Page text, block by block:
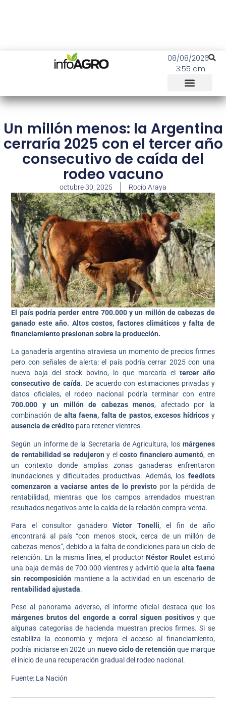
08/08/2026
3:55 am
Un millón menos: la Argentina
cerraría 2025 con el tercer año
consecutivo de caída del
rodeo vacuno
octubre 30, 2025 Rocío Araya
El país podría perder entre 700.000 y un millón de cabezas de
ganado este año. Altos costos, factores climáticos y falta de
financiamiento presionan sobre la producción.
La ganadería argentina atraviesa un momento de precios firmes
pero con señales de alerta: el país podría cerrar 2025 con una
nueva baja del stock bovino, lo que marcaría el tercer año
consecutivo de caída. De acuerdo con estimaciones privadas y
datos oficiales, el rodeo nacional podría terminar con entre
700.000 y un millón de cabezas menos, afectado por la
combinación de alta faena, falta de pastos, excesos hídricos y
ausencia de crédito para retener vientres.
Según un informe de la Secretaría de Agricultura, los márgenes
de rentabilidad se redujeron y elcosto financiero aumentó, en
un contexto donde amplias zonas ganaderas enfrentaron
inundaciones y dificultades productivas. Además, los feedlots
comenzaron a vaciarse antes de lo previstopor la pérdida de
rentabilidad, mientras que los campos arrendados muestran
resultados negativos ante la caída de la relación compra-venta.
Para el consultor ganaderoVíctor Tonelli, el fin de año
encontrará al país “con menos stock, cerca de un millón de
cabezas menos”, debido a la falta de condiciones para un ciclo de
retención. En la misma línea, el productor Néstor Roulet estimó
una baja de más de 700.000 vientres y advirtió que la alta faena
sin recomposición mantiene a la actividad en un escenario de
rentabilidad ajustada.
Pese al panorama adverso, el informe oficial destaca que los
márgenes brutos del engorde a corral siguen positivosy que
algunas categorías de hacienda muestran precios firmes. Si se
estabiliza la economía y mejora el acceso al financiamiento,
podría iniciarse en 2026 un nuevo ciclo de retención que marque
el inicio de una recuperación gradual del rodeo nacional.
Fuente: La Nación